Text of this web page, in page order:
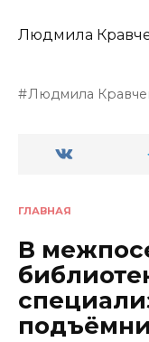
Людмила
Людмила
ГЛАВНАЯ
В